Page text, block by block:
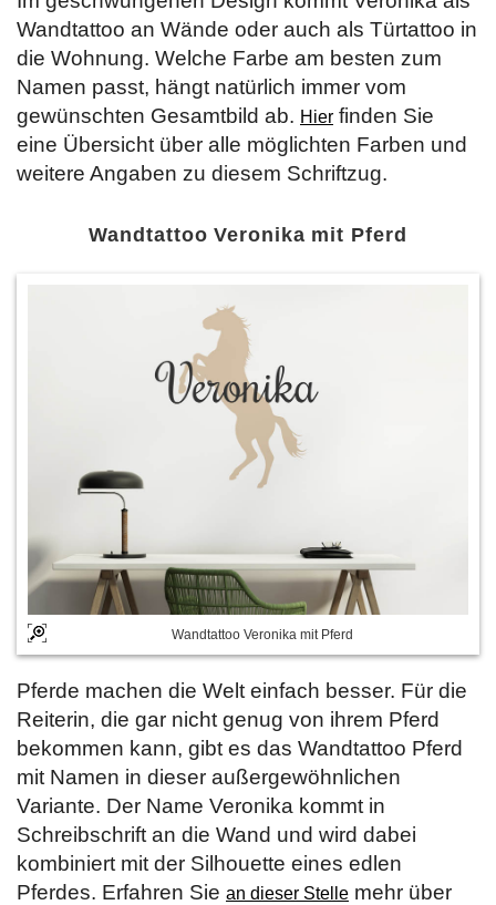
Wandtattoo an Wände oder auch als Türtattoo in
die Wohnung. Welche Farbe am besten zum
Namen passt, hängt natürlich immer vom
gewünschten Gesamtbild ab. Hier finden Sie
eine Übersicht über alle möglichten Farben und
weitere Angaben zu diesem Schriftzug.
Wandtattoo Veronika mit Pferd
Wandtattoo Veronika mit Pferd
Pferde machen die Welt einfach besser. Für die
Reiterin, die gar nicht genug von ihrem Pferd
bekommen kann, gibt es das Wandtattoo Pferd
mit Namen in dieser außergewöhnlichen
Variante. Der Name Veronika kommt in
Schreibschrift an die Wand und wird dabei
kombiniert mit der Silhouette eines edlen
Pferdes. Erfahren Sie an dieser Stelle mehr über